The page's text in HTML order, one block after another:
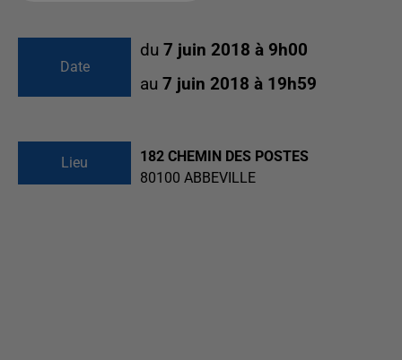
Date
du 7 juin 2018 à 9h00
au 7 juin 2018 à 19h59
Lieu
182 CHEMIN DES POSTES
80100 ABBEVILLE